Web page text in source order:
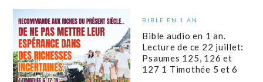
BIBLE EN 1 AN
Bible audio en 1 an.
Lecture de ce 22 juillet:
Psaumes 125, 126 et
127 1 Timothée 5 et 6